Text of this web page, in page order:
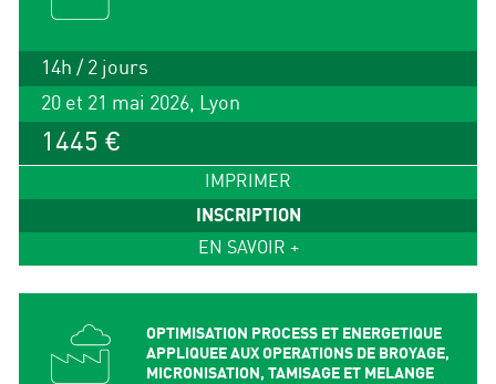
14h / 2 jours
20 et 21 mai 2026, Lyon
1445 €
IMPRIMER
INSCRIPTION
EN SAVOIR +
OPTIMISATION PROCESS ET ENERGETIQUE
APPLIQUEE AUX OPERATIONS DE BROYAGE,
MICRONISATION, TAMISAGE ET MELANGE